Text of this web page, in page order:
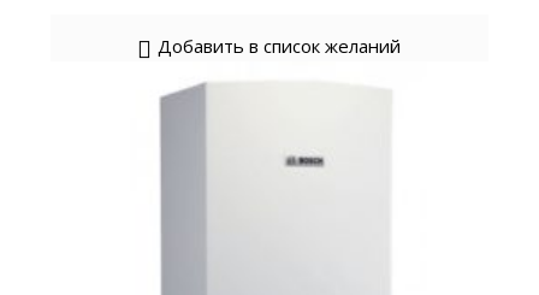
Добавить в список желаний